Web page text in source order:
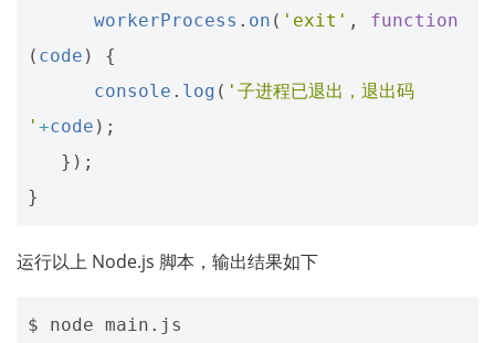
workerProcess . on ( 'exit' ,
function
( code )
{
console . log ( '子进程已退出，退出码
' +code );
});
}
运行以上 Node.js 脚本，输出结果如下
$ node main.js